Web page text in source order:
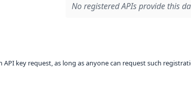
No registered APIs provide this
key request, as long as anyone can request such